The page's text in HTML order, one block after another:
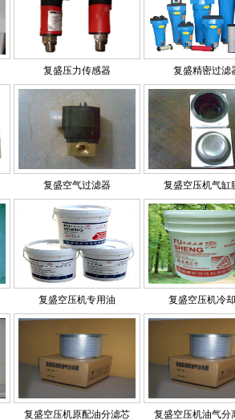
复盛压力传感器 复盛精密过滤
复盛空气过滤器 复盛空压机气缸
复盛空压机专用油 复盛空压机冷
复盛空压机原配油分滤芯 复盛空压机油气分